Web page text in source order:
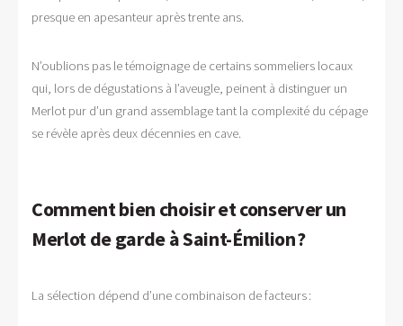
presque en apesanteur après trente ans.
N’oublions pas le témoignage de certains sommeliers locaux
qui, lors de dégustations à l’aveugle, peinent à distinguer un
Merlot pur d’un grand assemblage tant la complexité du cépage
se révèle après deux décennies en cave.
Comment bien choisir et conserver un
Merlot de garde à Saint-Émilion ?
La sélection dépend d’une combinaison de facteurs :